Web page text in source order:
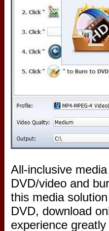
All-inclusive
DVD/video and
this media
DVD, download
experience